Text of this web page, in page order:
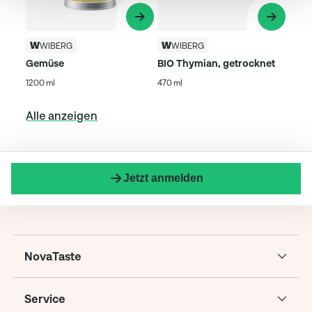
WIBERG
Gemüse
1200 ml
WIBERG
BIO Thymian, getrocknet
470 ml
Alle anzeigen
Jetzt anmelden
NovaTaste
Service